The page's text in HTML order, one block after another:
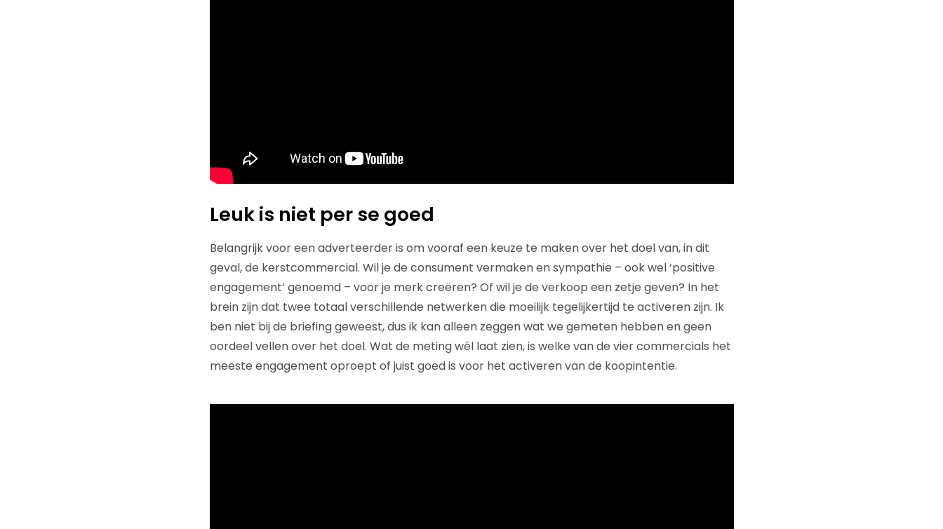
Leuk is niet per se goed
Belangrijk voor een adverteerder is om vooraf een keuze te maken over het doel van, in dit
geval, de kerstcommercial. Wil je de consument vermaken en sympathie – ook wel ‘positive
engagement’ genoemd – voor je merk creëren? Of wil je de verkoop een zetje geven? In het
brein zijn dat twee totaal verschillende netwerken die moeilijk tegelijkertijd te activeren zijn. Ik
ben niet bij de briefing geweest, dus ik kan alleen zeggen wat we gemeten hebben en geen
oordeel vellen over het doel. Wat de meting wél laat zien, is welke van de vier commercials het
meeste engagement oproept of juist goed is voor het activeren van de koopintentie.